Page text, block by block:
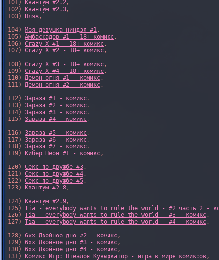
101)
Квантум #2.2,
102)
Квантум #2.3,
103)
Пляж,
104) Моя девушка ниндзя #1,
105) Амбассадор #1 - 18+ комикс,
106) Crazy X #1 - 18+ комикс,
107) Crazy X #2 - 18+ комикс,
108) Crazy X #3 - 18+ комикс,
109) Crazy X #4 - 18+ комикс,
110) Демон огня #1 - комикс,
111) Демон огня #2 - комикс,
112) Зараза #1 - комикс,
113) Зараза #2 - комикс,
114) Зараза #3 - комикс,
115) Зараза #4 - комикс,
116) Зараза #5 - комикс,
117) Зараза #6 - комикс,
118) Зараза #7 - комикс,
119)
Кибер Неон #1 - комикс,
120) Секс по дружбе #3,
121) Секс по дружбе #4,
122) Секс по дружбе #5,
123)
Квантум #2.8,
124)
Квантум #2.9,
125) Tia - everybody wants to rule the world - #2 часть 2 -
126) Tia - everybody wants to rule the world - #3 - комикс,
127) Tia - everybody wants to rule the world - #4 - комикс,
128) 6xx Двойное дно #2 - комикс,
129) 6xx Двойное дно #3 - комикс,
130) 6xx Двойное дно #4 - комикс,
131)
Комикс Игр: Птеалон Кувыркатор - игра в мире комиксов ,